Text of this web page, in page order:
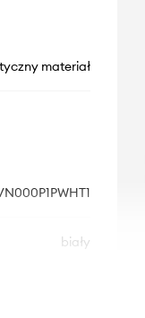
materiał
biały